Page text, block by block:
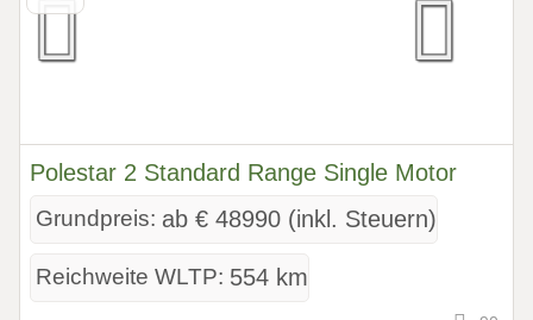
Polestar 2 Standard Range Single Motor
Grundpreis: ab € 48990 (inkl. Steuern)
Reichweite WLTP: 554 km